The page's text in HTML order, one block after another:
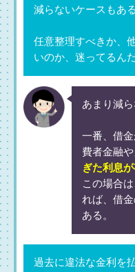
減らないケースもあ
任意整理すべきか、
いのか、迷ってるん
あまり減ら
一番、借
費者金融
ぎた利息
この場合
れば、借
ある。
過去に違法な金利を